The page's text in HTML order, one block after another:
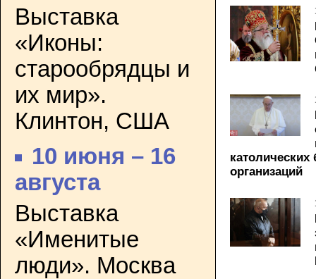
Выставка
«Иконы:
старообрядцы и
их мир».
Клинтон, США
10 июня – 16
августа
Выставка
«Именитые
люди». Москва
организаций